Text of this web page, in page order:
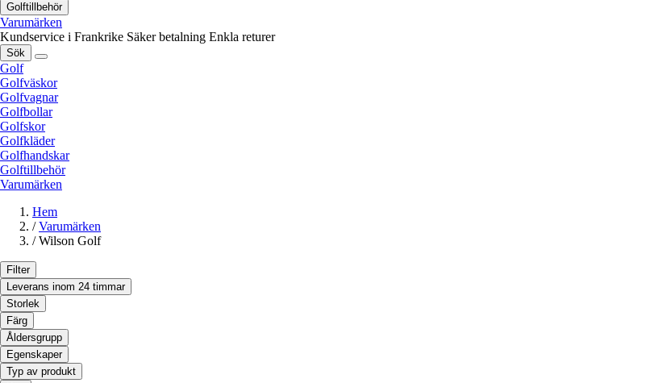
Golftillbehör
Varumärken
Kundservice i Frankrike Säker betalning Enkla returer
Sök
Golf
Golfväskor
Golfvagnar
Golfbollar
Golfskor
Golfkläder
Golfhandskar
Golftillbehör
Varumärken
Hem
/ Varumärken
/ Wilson Golf
Filter
Leverans inom 24 timmar
Storlek
Färg
Åldersgrupp
Egenskaper
Typ av produkt